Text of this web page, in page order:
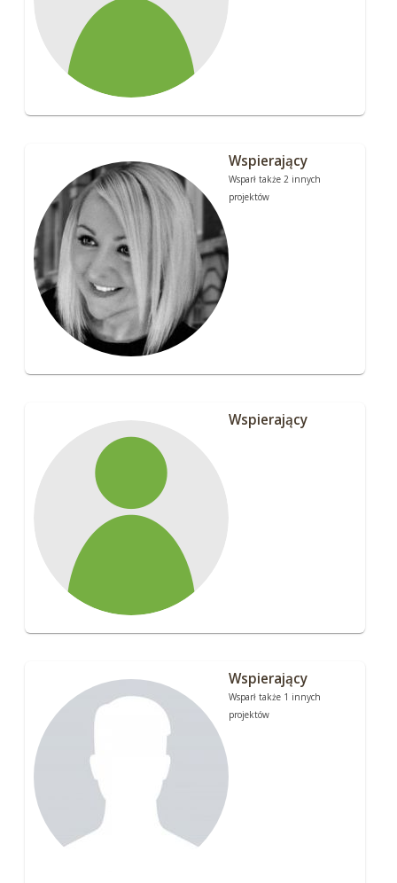
Wspierający
Wsparł także 2 innych
projektów
Wspierający
Wspierający
Wsparł także 1 innych
projektów